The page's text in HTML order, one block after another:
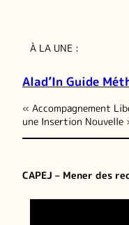
À LA UNE :
Alad’In Guide
« Accompagnement
une Insertion Nouvelle
CAPEJ – Mener des